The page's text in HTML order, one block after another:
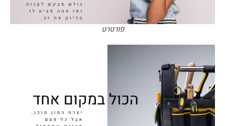
פורטרט